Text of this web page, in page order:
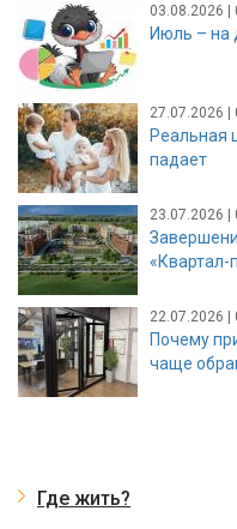
03.08.2026 |
Июль – на
27.07.2026 |
Реальная
падает
23.07.2026 |
22.07.2026 |
Почему
чаще
Где жить?